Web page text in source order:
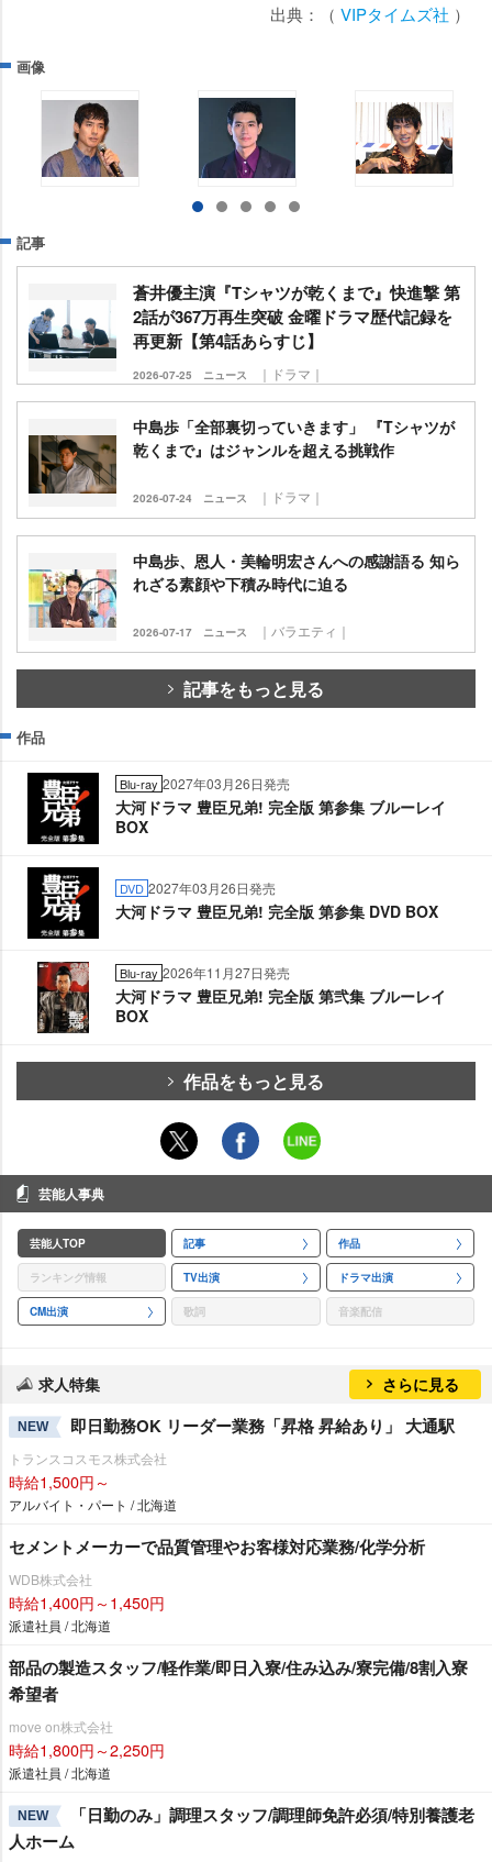
出典：（ VIPタイムズ社 ）
画像
記事
蒼井優主演『Tシャツが乾くまで』快進撃 第
2話が367万再生突破 金曜ドラマ歴代記録を
再更新【第4話あらすじ】
2026-07-25 ニュース ｜ドラマ｜
中島歩「全部裏切っていきます」 『Tシャツが
乾くまで』はジャンルを超える挑戦作
2026-07-24 ニュース ｜ドラマ｜
中島歩、恩人・美輪明宏さんへの感謝語る 知ら
れざる素顔や下積み時代に迫る
2026-07-17 ニュース ｜バラエティ｜
記事をもっと見る
作品
Blu-ray 2027年03月26日発売
大河ドラマ 豊臣兄弟! 完全版 第参集 ブルーレイ
BOX
DVD 2027年03月26日発売
大河ドラマ 豊臣兄弟! 完全版 第参集 DVD BOX
Blu-ray 2026年11月27日発売
大河ドラマ 豊臣兄弟! 完全版 第弐集 ブルーレイ
BOX
作品をもっと見る
芸能人事典
芸能人TOP 記事 作品
ランキング情報 TV出演 ドラマ出演
CM出演 歌詞 音楽配信
求人特集 さらに見る
NEW 即日勤務OK リーダー業務「昇格 昇給あり」 大通駅
トランスコスモス株式会社
時給1,500円～
アルバイト・パート / 北海道
セメントメーカーで品質管理やお客様対応業務/化学分析
WDB株式会社
時給1,400円～1,450円
派遣社員 / 北海道
部品の製造スタッフ/軽作業/即日入寮/住み込み/寮完備/8割入寮
希望者
move on株式会社
時給1,800円～2,250円
派遣社員 / 北海道
NEW
「日勤のみ」調理スタッフ/調理師免許必須/特別養護老
人ホーム